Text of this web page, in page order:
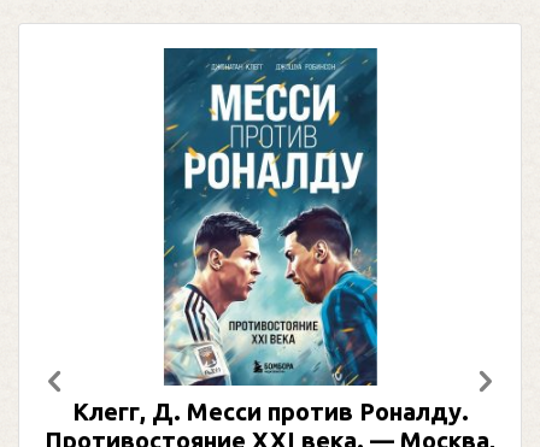
Клегг, Д. Месси против Роналду.
Противостояние XXI века. — Москва,
Предыдущий